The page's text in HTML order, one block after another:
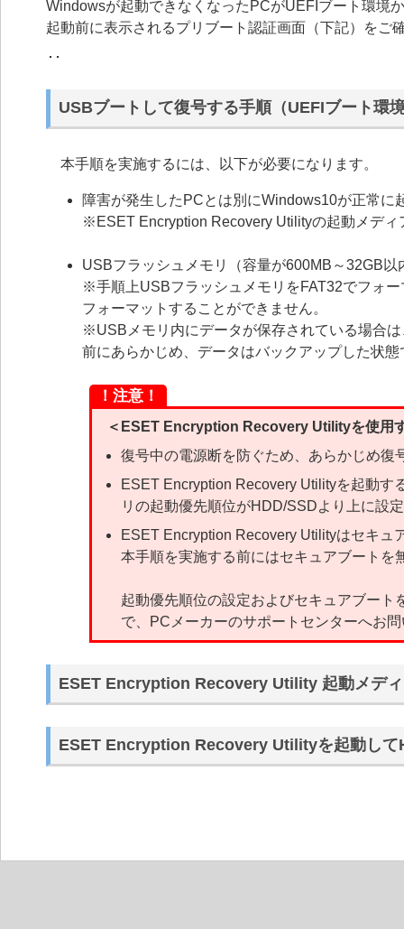
Windowsが起動できなくなったPCがUEFIブート環境
起動前に表示されるプリブート認証画面（下記）をご
USBブートして復号する手順（UEFIブート環
本手順を実施するには、以下が必要になります。
障害が発生したPCとは別にWindows10が正常に
※ESET Encryption Recovery Utilityの起動メディ
USBフラッシュメモリ（容量が600MB～32GB以
※手順上USBフラッシュメモリをFAT32でフォ
フォーマットすることができません。
※USBメモリ内にデータが保存されている場合
前にあらかじめ、データはバックアップした状
！注意！
＜ESET Encryption Recovery Utilityを使用
復号中の電源断を防ぐため、あらかじめ復
ESET Encryption Recovery Utilityを起動す
リの起動優先順位がHDD/SSDより上に設
ESET Encryption Recovery Utilityはセキュ
本手順を実施する前にはセキュアブートを
起動優先順位の設定およびセキュアブー
で、PCメーカーのサポートセンターへお
ESET Encryption Recovery Utility 起動メデ
ESET Encryption Recovery Utilityを起動して